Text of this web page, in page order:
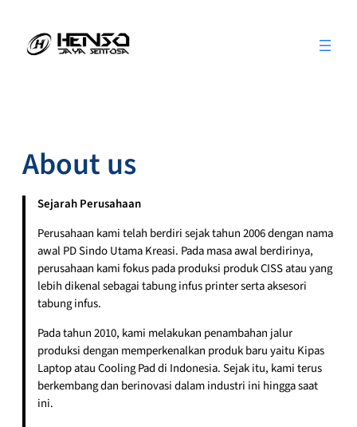
content
About us
Sejarah Perusahaan
Perusahaan kami telah berdiri sejak tahun 2006 dengan nama
awal PD Sindo Utama Kreasi. Pada masa awal berdirinya,
perusahaan kami fokus pada produksi produk CISS atau yang
lebih dikenal sebagai tabung infus printer serta aksesori
tabung infus.
Pada tahun 2010, kami melakukan penambahan jalur
produksi dengan memperkenalkan produk baru yaitu Kipas
Laptop atau Cooling Pad di Indonesia. Sejak itu, kami terus
berkembang dan berinovasi dalam industri ini hingga saat
ini.